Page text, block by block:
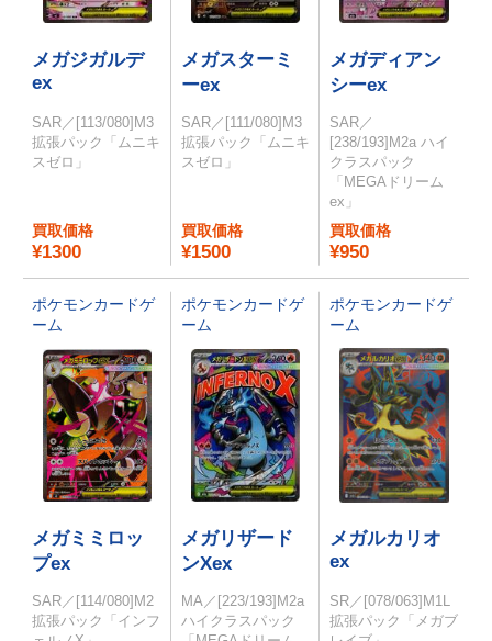
メガジガルデ
ex
SAR／[113/080]M3
拡張パック「ムニキ
スゼロ」
買取価格
¥1300
メガスターミ
ーex
SAR／[111/080]M3
拡張パック「ムニキ
スゼロ」
買取価格
¥1500
メガディアン
シーex
SAR／
[238/193]M2a ハイ
クラスパック
「MEGAドリーム
ex」
買取価格
¥950
ポケモンカードゲ
ーム
メガミミロッ
プex
SAR／[114/080]M2
拡張パック「インフ
ポケモンカードゲ
ーム
メガリザード
ンXex
MA／[223/193]M2a
ハイクラスパック
ポケモンカードゲ
ーム
メガルカリオ
ex
SR／[078/063]M1L
拡張パック「メガブ